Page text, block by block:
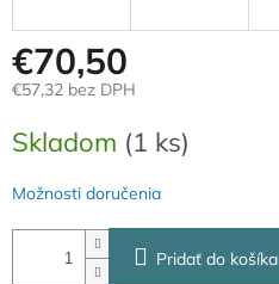
€70,50
€57,32 bez DPH
cena:
Skladom (1 ks)
Možnosti doručenia
Pridať do košíka